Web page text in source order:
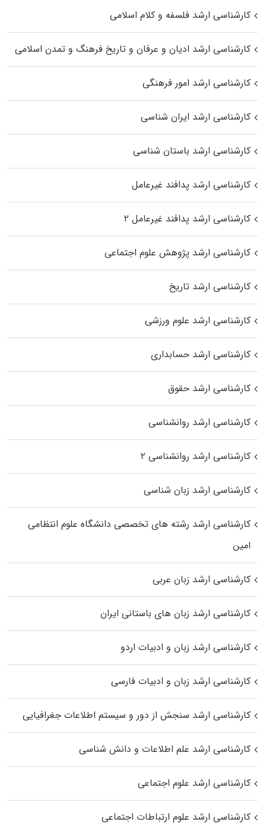
کارشناسی ارشد فلسفه و کلام اسلامی
کارشناسی ارشد ادیان و عرفان و تاریخ فرهنگ و تمدن اسلامی
کارشناسی ارشد امور فرهنگی
کارشناسی ارشد ایران شناسی
کارشناسی ارشد باستان شناسی
کارشناسی ارشد پدافند غیرعامل
کارشناسی ارشد پدافند غیرعامل ۲
کارشناسی ارشد پژوهش علوم اجتماعی
کارشناسی ارشد تاریخ
کارشناسی ارشد علوم ورزشی
کارشناسی ارشد حسابداری
کارشناسی ارشد حقوق
کارشناسی ارشد روانشناسی
کارشناسی ارشد روانشناسی ۲
کارشناسی ارشد زبان شناسی
کارشناسی ارشد رﺷﺘﻪ ﻫﺎی تخصصی داﻧﺸﮕﺎه ﻋﻠﻮم انتظامی
اﻣﻴﻦ
کارشناسی ارشد زبان عربی
کارشناسی ارشد زبان‌ های باستانی ایران
کارشناسی ارشد زبان و ادبیات اردو
کارشناسی ارشد زبان و ادبیات فارسی
کارشناسی ارشد سنجش از دور و سیستم اطلاعات جغرافیایی
کارشناسی ارشد علم اطلاعات و دانش شناسی
کارشناسی ارشد علوم اجتماعی
کارشناسی ارشد علوم ارتباطات اجتماعی